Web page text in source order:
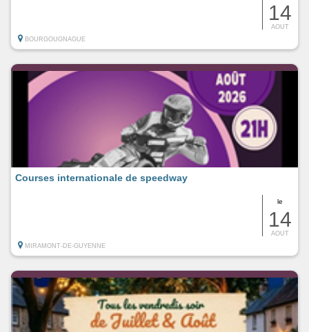
14
AOUT
BOURGOUGNAGUE
le
14
AOUT
Courses internationale de speedway
MIRAMONT-DE-GUYENNE